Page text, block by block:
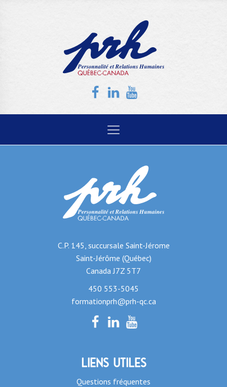
C.P. 145, succursale Saint-Jérome
Saint-Jérôme (Québec)
Canada J7Z 5T7
450 553-5045
formationprh@prh-qc.ca
Liens utiles
Questions fréquentes